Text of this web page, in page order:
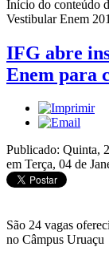
Início do conteúdo
Vestibular Enem
IFG abre
Enem para
Publicado: Quinta,
em Terça, 04 de
São 24 vagas
no Câmpus Uruaçu